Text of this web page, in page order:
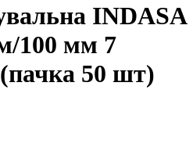
INDASA
100 мм 7
50 шт)